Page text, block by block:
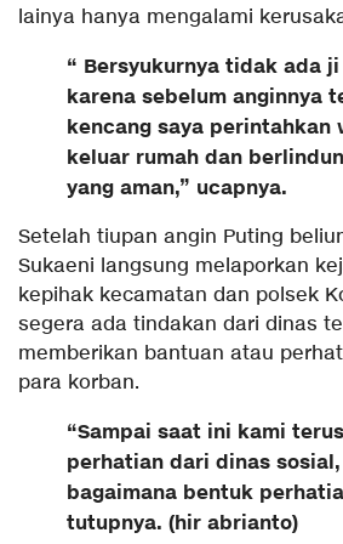
lainya hanya mengalami
“ Bersyukurnya tidak ada
karena sebelum anginnya
kencang saya perintahkan
keluar rumah dan
yang aman,” ucapnya.
Setelah tiupan angin Puting
Sukaeni langsung melaporkan
kepihak kecamatan dan polsek
segera ada tindakan dari dinas
memberikan bantuan atau
para korban.
“Sampai saat ini kami
perhatian dari dinas
bagaimana bentuk
tutupnya. (hir abrianto)